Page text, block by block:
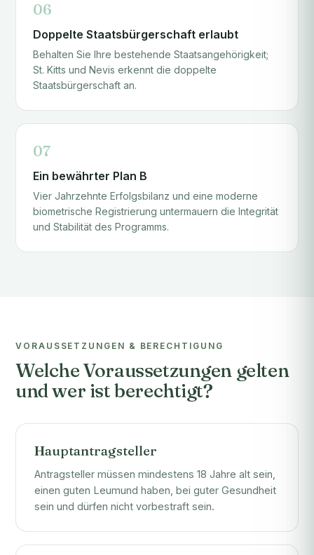
06
Doppelte Staatsbürgerschaft erlaubt
Behalten Sie Ihre bestehende Staatsangehörigkeit;
St. Kitts und Nevis erkennt die doppelte
Staatsbürgerschaft an.
07
Ein bewährter Plan B
Vier Jahrzehnte Erfolgsbilanz und eine moderne
biometrische Registrierung untermauern die Integrität
und Stabilität des Programms.
VORAUSSETZUNGEN & BERECHTIGUNG
Welche Voraussetzungen gelten
und wer ist berechtigt?
Hauptantragsteller
Antragsteller müssen mindestens 18 Jahre alt sein,
einen guten Leumund haben, bei guter Gesundheit
sein und dürfen nicht vorbestraft sein.